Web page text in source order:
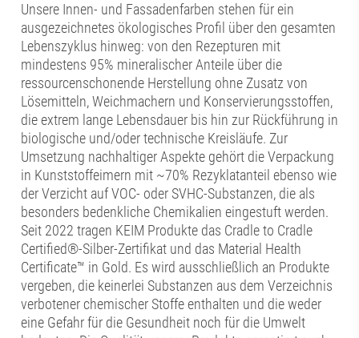
Unsere Innen- und Fassadenfarben stehen für ein
ausgezeichnetes ökologisches Profil über den gesamten
Lebenszyklus hinweg: von den Rezepturen mit
mindestens 95% mineralischer Anteile über die
ressourcenschonende Herstellung ohne Zusatz von
Lösemitteln, Weichmachern und Konservierungsstoffen,
die extrem lange Lebensdauer bis hin zur Rückführung in
biologische und/oder technische Kreisläufe. Zur
Umsetzung nachhaltiger Aspekte gehört die Verpackung
in Kunststoffeimern mit ~70% Rezyklatanteil ebenso wie
der Verzicht auf VOC- oder SVHC-Substanzen, die als
besonders bedenkliche Chemikalien eingestuft werden.
Seit 2022 tragen KEIM Produkte das Cradle to Cradle
Certified®-Silber-Zertifikat und das Material Health
Certificate™ in Gold. Es wird ausschließlich an Produkte
vergeben, die keinerlei Substanzen aus dem Verzeichnis
verbotener chemischer Stoffe enthalten und die weder
eine Gefahr für die Gesundheit noch für die Umwelt